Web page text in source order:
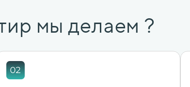
мы делаем ?